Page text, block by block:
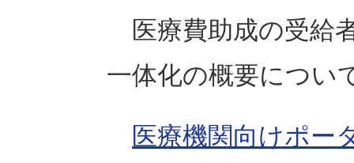
医療費助成の受給
一体化の概要につい
医療機関向けポー